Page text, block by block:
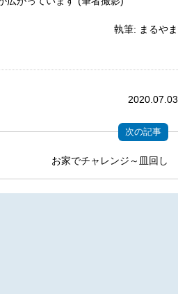
執筆: まるやま
2020.07.03
次の記事
お家でチャレンジ～皿回し